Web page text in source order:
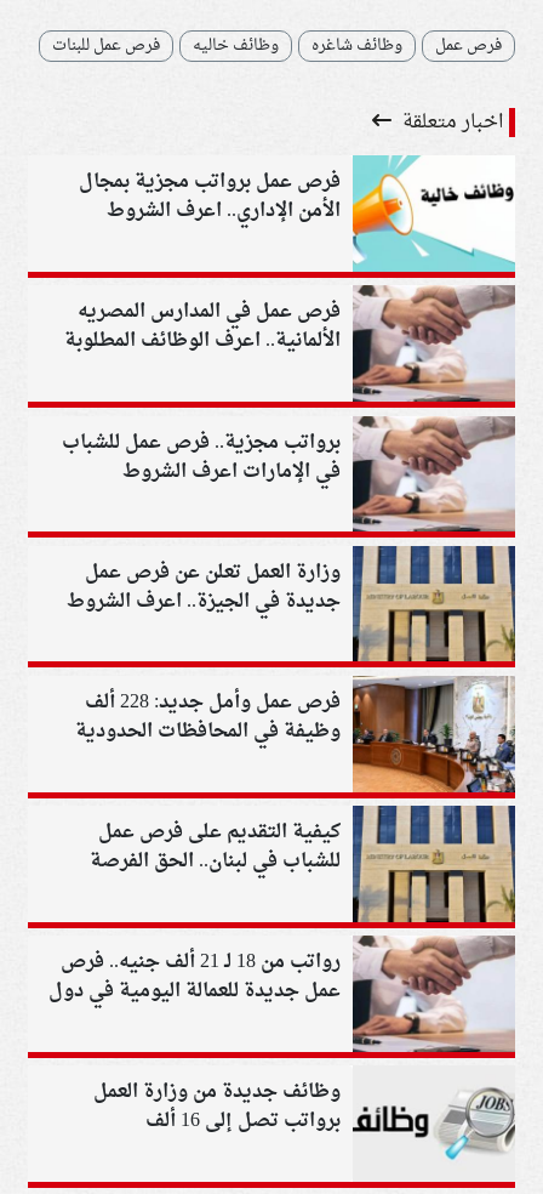
فرص عمل وظائف شاغره وظائف خاليه فرص عمل للبنات
اخبار متعلقة
فرص عمل برواتب مجزية بمجال
الأمن الإداري.. اعرف الشروط
فرص عمل في المدارس المصريه
الألمانية.. اعرف الوظائف المطلوبة
برواتب مجزية.. فرص عمل للشباب
في الإمارات اعرف الشروط
والمؤهلات المطلوبة
وزارة العمل تعلن عن فرص عمل
جديدة في الجيزة.. اعرف الشروط
والتفاصيل
فرص عمل وأمل جديد: 228 ألف
وظيفة في المحافظات الحدودية
بتمويل حكومي ضخم
كيفية التقديم على فرص عمل
للشباب في لبنان.. الحق الفرصة
رواتب من 18 لـ 21 ألف جنيه.. فرص
عمل جديدة للعمالة اليومية في دول
وظائف جديدة من وزارة العمل
برواتب تصل إلى 16 ألف